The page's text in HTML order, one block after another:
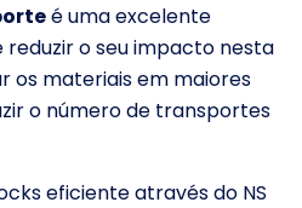
é uma excelente
o seu impacto nesta
os materiais em maiores
o número de transportes
eficiente através do NS